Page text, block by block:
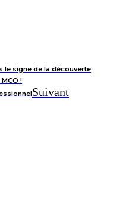
le signe de la découverte
!
Suivant